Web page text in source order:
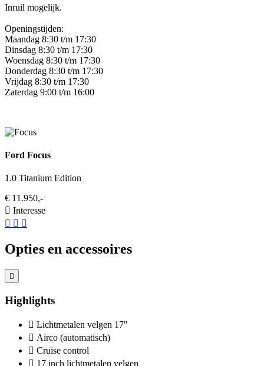
Inruil mogelijk.
Openingstijden:
Maandag 8:30 t/m 17:30
Dinsdag 8:30 t/m 17:30
Woensdag 8:30 t/m 17:30
Donderdag 8:30 t/m 17:30
Vrijdag 8:30 t/m 17:30
Zaterdag 9:00 t/m 16:00
Ford Focus
1.0 Titanium Edition
€ 11.950,-
Interesse
Opties en accessoires
Highlights
Lichtmetalen velgen 17"
Airco (automatisch)
Cruise control
17 inch lichtmetalen velgen